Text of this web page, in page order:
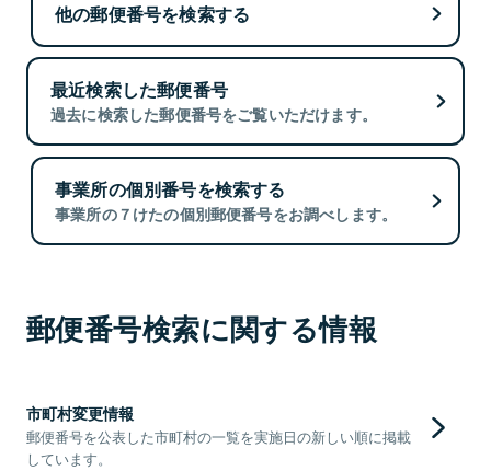
他の郵便番号を検索する
最近検索した郵便番号
過去に検索した郵便番号をご覧いただけます。
事業所の個別番号を検索する
事業所の７けたの個別郵便番号をお調べします。
郵便番号検索に関する情報
市町村変更情報
郵便番号を公表した市町村の一覧を実施日の新しい順に掲載
しています。